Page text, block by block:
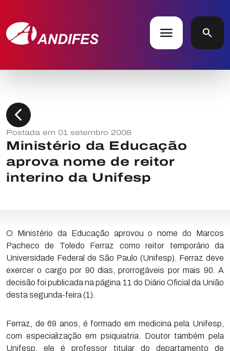
menu search
chevron_left
Postada em 01 setembro 2008
Ministério da Educação
aprova nome de reitor
interino da Unifesp
O Ministério da Educação aprovou o nome do Marcos
Pacheco de Toledo Ferraz como reitor temporário da
Universidade Federal de São Paulo (Unifesp). Ferraz deve
exercer o cargo por 90 dias, prorrogáveis por mais 90. A
decisão foi publicada na página 11 do Diário Oficial da União
desta segunda-feira (1).
Ferraz, de 69 anos, é formado em medicina pela Unifesp,
com especialização em psiquiatria. Doutor também pela
Unifesp, ele é professor titular do departamento de